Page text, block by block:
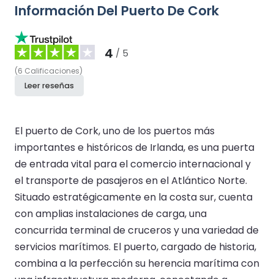
Información Del Puerto De Cork
4 / 5
(6 Calificaciones)
Leer reseñas
El puerto de Cork, uno de los puertos más
importantes e históricos de Irlanda, es una puerta
de entrada vital para el comercio internacional y
el transporte de pasajeros en el Atlántico Norte.
Situado estratégicamente en la costa sur, cuenta
con amplias instalaciones de carga, una
concurrida terminal de cruceros y una variedad de
servicios marítimos. El puerto, cargado de historia,
combina a la perfección su herencia marítima con